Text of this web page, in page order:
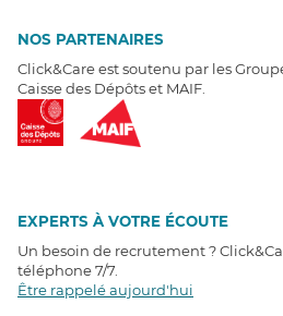
NOS PARTENAIRES
Click&Care est soutenu par les
Caisse des Dépôts et MAIF.
EXPERTS À VOTRE ÉCOUTE
Un besoin de recrutement ?
téléphone 7/7
Être rappelé aujourd'hui